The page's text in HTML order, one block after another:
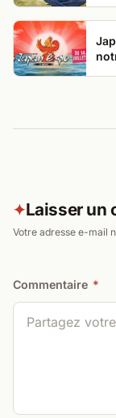
✦Laisser un
Votre adresse e-mail
Commentaire *